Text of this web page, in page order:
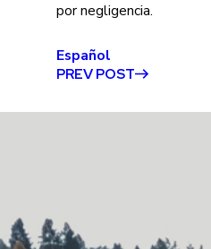
por negligencia.
Español
PREV POST